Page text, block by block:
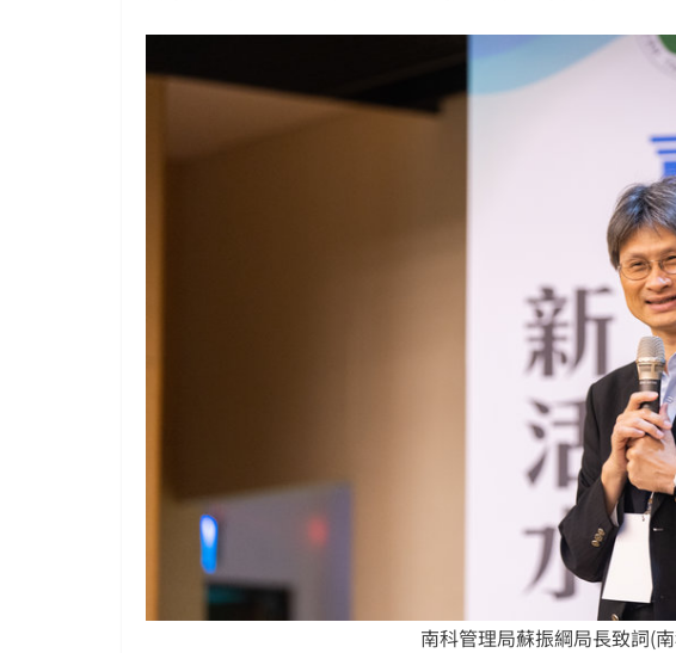
南科管理局蘇振綱局長致詞(南